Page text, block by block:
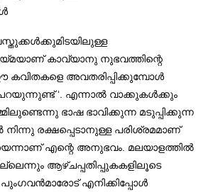
കാവ്യാനു നുഭവത്തിന്റെ
അവതരിപ്പിക്കുമ്പോൾ
പറയുന്നുണ്ട് ‘. എന്നാൽ വാക്കുകൾക്കും
ഭാഷ ഭാവിക്കുന്ന മടുപ്പിക്കുന്ന
രക്ഷപ്പെടാനുള്ള പരിശ്രമമാണ്
എന്റെ അനുഭവം. മലയാളത്തിൽ
ആഴ്ചപ്പതിപ്പുകകളിലൂടെ
പുംഗവൻമാരോട് എനിക്കിപ്പോൾ